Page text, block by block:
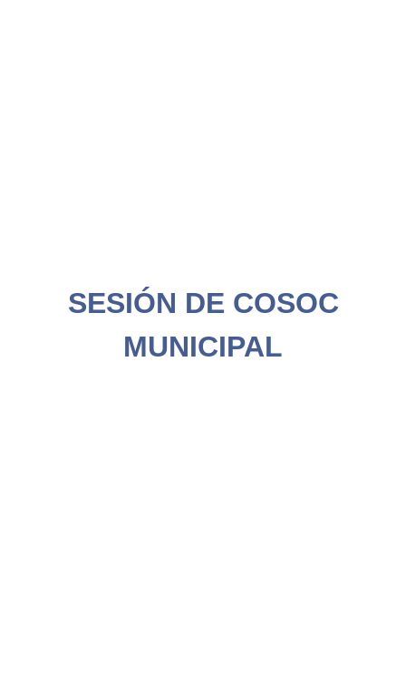
SESIÓN DE COSOC
MUNICIPAL